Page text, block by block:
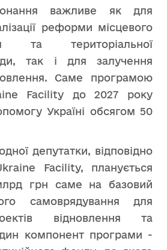
важливе як для
реформи місцевого
та територіальної
так і для залучення
Саме програмою
Facility до 2027 року
Україні обсягом 50
депутатки, відповідно
Facility, планується
грн саме на базовий
самоврядування для
відновлення та
компонент програми -